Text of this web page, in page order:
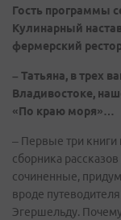
Гость программы
Кулинарный
фермерский
– Татьяна, в трех
Владивостоке,
«По краю моря»…
– Первые три книги
сборника
сочиненные,
вроде
Эгершельду. Почему